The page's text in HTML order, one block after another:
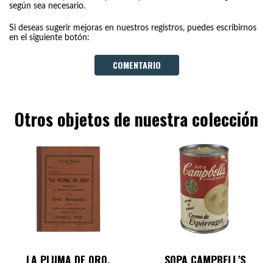
según sea necesario.
Si deseas sugerir mejoras en nuestros registros, puedes escribirnos
en el siguiente botón:
COMENTARIO
Otros objetos de nuestra colección
LA PLUMA DE ORO. SOPA CAMPBELL’S